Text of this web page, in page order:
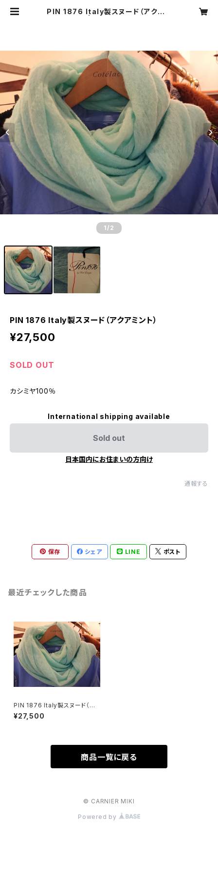
PIN 1876 Italy製スヌード（アクアミ
1 /2
PIN 1876 Italy製スヌード（アクアミント）
¥27,500
SOLD OUT
カシミヤ100％
International shipping available
Sold out
日本国内にお住まいの方向け
通報する
保存 シェア LINE ポスト
最近チェックした商品
PIN 1876 Italy製スヌード（ア
クアミント）
¥27,500
商品一覧に戻る
© CARNIER MIKI
Powered by